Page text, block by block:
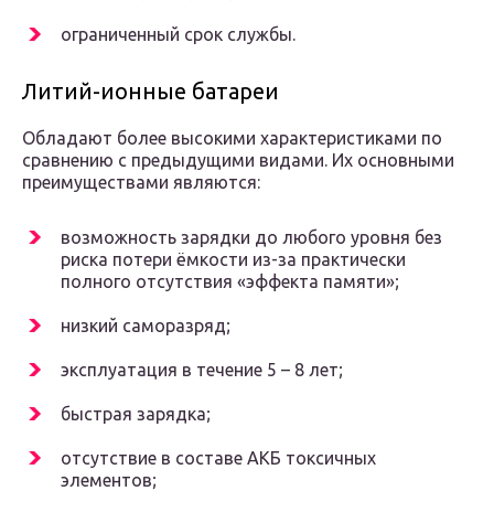
ограниченный срок службы.
Литий-ионные батареи
Обладают более высокими характеристиками по
сравнению с предыдущими видами. Их основными
преимуществами являются:
возможность зарядки до любого уровня без
риска потери ёмкости из-за практически
полного отсутствия «эффекта памяти»;
низкий саморазряд;
эксплуатация в течение 5 – 8 лет;
быстрая зарядка;
отсутствие в составе АКБ токсичных
элементов;